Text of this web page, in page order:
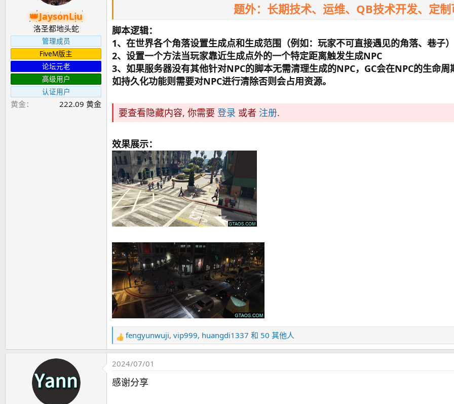
JaysonLiu
洛圣都地头蛇
管理成员
FiveM版主
论坛元老
高级用户
认证用户
黄金 222.09 黄金
题外：长期技术、运维、QB技术开发、定
脚本逻辑：
1、在世界各个角落设置生成点和生成范围（例如：玩家不可直接遇见的角落、巷子）
2、设置一个方法当玩家靠近生成点外的一个特定距离触发生成NPC
3、如果服务器没有其他针对NPC的脚本无需清理生成的NPC，GC会在NPC的生命
如持久化功能则需要对NPC进行清除否则会占用资源。
要查看隐藏内容, 你需要 登录 或者 注册.
效果展示：
反
馈
：
fengyunwuji, vip999, huangdi1337 和 50 其他人
2024/07/01
感谢分享